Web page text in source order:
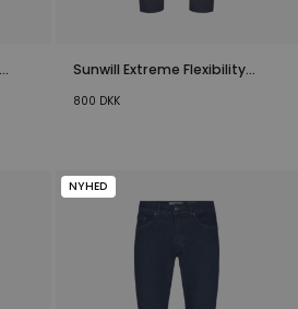
Sunwill Extreme Flexibility
800 DKK
NYHED